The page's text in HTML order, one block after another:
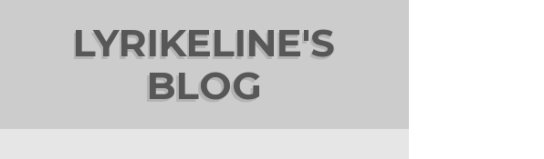
LYRIKELINE'S
BLOG